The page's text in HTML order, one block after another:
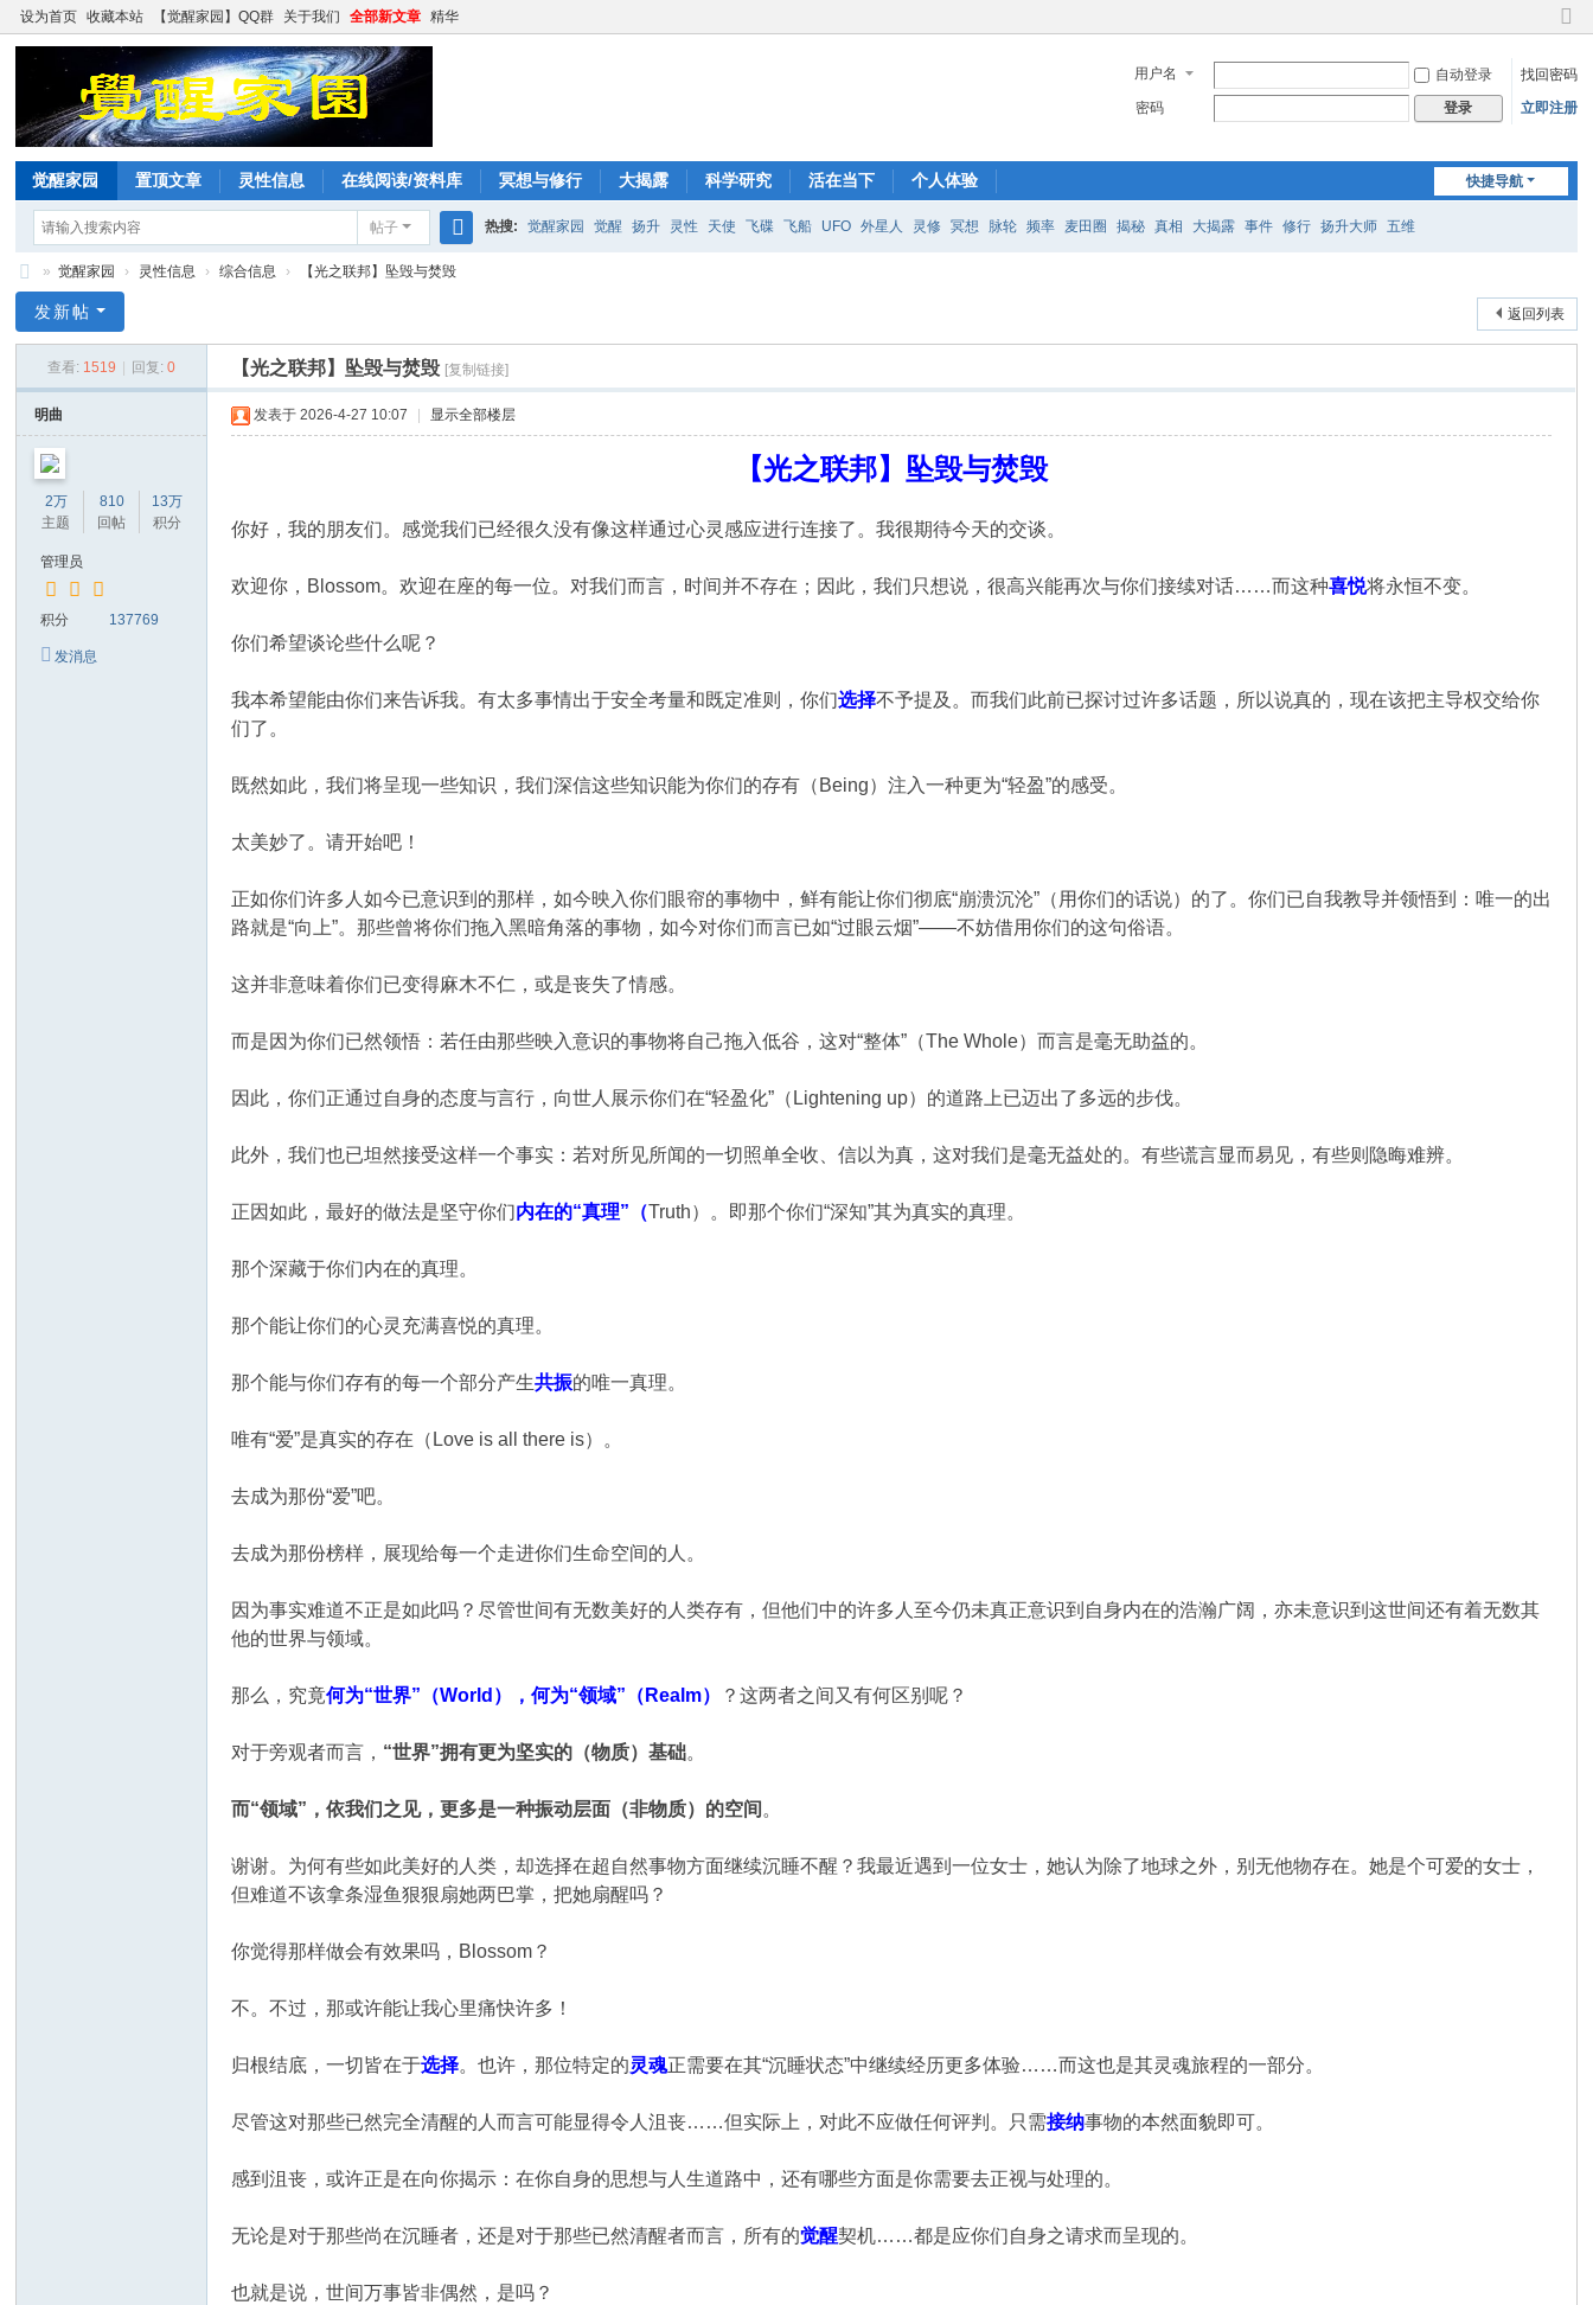
设为首页 收藏本站 【觉醒家园】QQ群 关于我们 全部新文章 精华
切
到
窄
用户名 自动登录
找回密码
密码
登录 立即注册
快捷导航
觉醒家园 置顶文章 灵性信息 在线阅读/资料库 冥想与修行 大揭露 科学研究 活在当下 个人体验
帖子 热搜: 觉醒家园 觉醒 扬升 灵性 天使 飞碟 飞船 UFO 外星人 灵修 冥想 脉轮 频率 麦田圈 揭秘 真相 大揭露 事件 修行 扬升大师 五维
醒
园
» 觉醒家园 › 灵性信息 › 综合信息 › 【光之联邦】坠毁与焚毁
返回列表
发新帖
查看: 1519 回复: 0 【光之联邦】坠毁与焚毁 [复制链接]
明曲
2万
主题
810
回帖
13万
积分
管理员
积分 137769
发消息
发表于 2026-4-27 10:07 显示全部楼层
【光之联邦】坠毁与焚毁
你好，我的朋友们。感觉我们已经很久没有像这样通过心灵感应进行连接了。我很期待今天的交谈。
欢迎你，Blossom。欢迎在座的每一位。对我们而言，时间并不存在；因此，我们只想说，很高兴能再次与你们接续对话……而这种喜悦将永恒不变。
你们希望谈论些什么呢？
我本希望能由你们来告诉我。有太多事情出于安全考量和既定准则，你们选择不予提及。而我们此前已探讨过许多话题，所以说真的，现在该把主导权交给你
们了。
既然如此，我们将呈现一些知识，我们深信这些知识能为你们的存有（Being）注入一种更为“轻盈”的感受。
太美妙了。请开始吧！
正如你们许多人如今已意识到的那样，如今映入你们眼帘的事物中，鲜有能让你们彻底“崩溃沉沦”（用你们的话说）的了。你们已自我教导并领悟到：唯一的出
路就是“向上”。那些曾将你们拖入黑暗角落的事物，如今对你们而言已如“过眼云烟”——不妨借用你们的这句俗语。
这并非意味着你们已变得麻木不仁，或是丧失了情感。
而是因为你们已然领悟：若任由那些映入意识的事物将自己拖入低谷，这对“整体”（The Whole）而言是毫无助益的。
因此，你们正通过自身的态度与言行，向世人展示你们在“轻盈化”（Lightening up）的道路上已迈出了多远的步伐。
此外，我们也已坦然接受这样一个事实：若对所见所闻的一切照单全收、信以为真，这对我们是毫无益处的。有些谎言显而易见，有些则隐晦难辨。
正因如此，最好的做法是坚守你们内在的“真理”（Truth）。即那个你们“深知”其为真实的真理。
那个深藏于你们内在的真理。
那个能让你们的心灵充满喜悦的真理。
那个能与你们存有的每一个部分产生共振的唯一真理。
唯有“爱”是真实的存在（Love is all there is）。
去成为那份“爱”吧。
去成为那份榜样，展现给每一个走进你们生命空间的人。
因为事实难道不正是如此吗？尽管世间有无数美好的人类存有，但他们中的许多人至今仍未真正意识到自身内在的浩瀚广阔，亦未意识到这世间还有着无数其
他的世界与领域。
那么，究竟何为“世界”（World），何为“领域”（Realm） ？这两者之间又有何区别呢？
对于旁观者而言， “世界”拥有更为坚实的（物质）基础。
而“领域”，依我们之见，更多是一种振动层面（非物质）的空间 。
谢谢。为何有些如此美好的人类，却选择在超自然事物方面继续沉睡不醒？我最近遇到一位女士，她认为除了地球之外，别无他物存在。她是个可爱的女士，
但难道不该拿条湿鱼狠狠扇她两巴掌，把她扇醒吗？
你觉得那样做会有效果吗，Blossom？
不。不过，那或许能让我心里痛快许多！
归根结底，一切皆在于选择。也许，那位特定的灵魂正需要在其“沉睡状态”中继续经历更多体验……而这也是其灵魂旅程的一部分。
尽管这对那些已然完全清醒的人而言可能显得令人沮丧……但实际上，对此不应做任何评判。只需接纳事物的本然面貌即可。
感到沮丧，或许正是在向你揭示：在你自身的思想与人生道路中，还有哪些方面是你需要去正视与处理的。
无论是对于那些尚在沉睡者，还是对于那些已然清醒者而言，所有的觉醒契机……都是应你们自身之请求而呈现的。
也就是说，世间万事皆非偶然，是吗？